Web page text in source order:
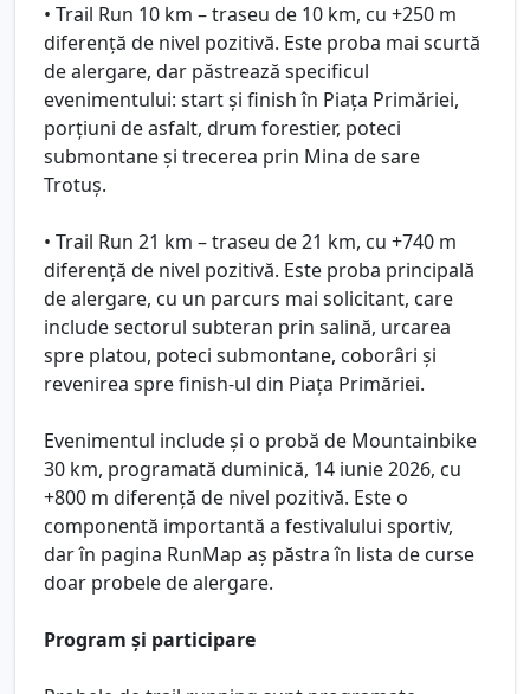
• Trail Run 10 km – traseu de 10 km, cu +250 m
diferență de nivel pozitivă. Este proba mai scurtă
de alergare, dar păstrează specificul
evenimentului: start și finish în Piața Primăriei,
porțiuni de asfalt, drum forestier, poteci
submontane și trecerea prin Mina de sare
Trotuș.
• Trail Run 21 km – traseu de 21 km, cu +740 m
diferență de nivel pozitivă. Este proba principală
de alergare, cu un parcurs mai solicitant, care
include sectorul subteran prin salină, urcarea
spre platou, poteci submontane, coborâri și
revenirea spre finish-ul din Piața Primăriei.
Evenimentul include și o probă de Mountainbike
30 km, programată duminică, 14 iunie 2026, cu
+800 m diferență de nivel pozitivă. Este o
componentă importantă a festivalului sportiv,
dar în pagina RunMap aș păstra în lista de curse
doar probele de alergare.
Program și participare